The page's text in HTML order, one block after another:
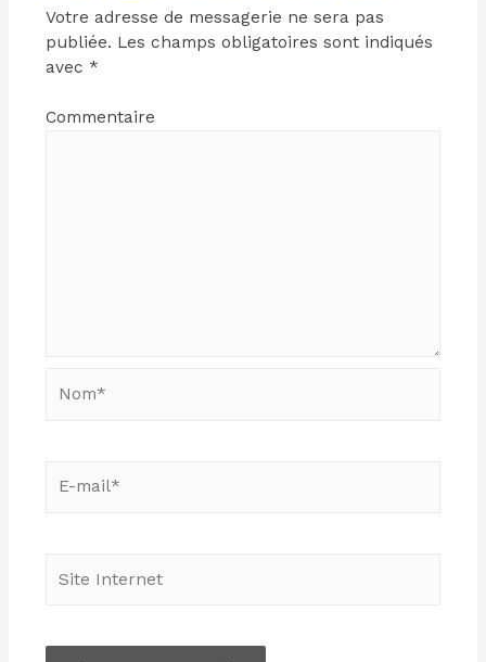
Votre adresse de messagerie ne sera pas
publiée. Les champs obligatoires sont indiqués
avec *
Commentaire